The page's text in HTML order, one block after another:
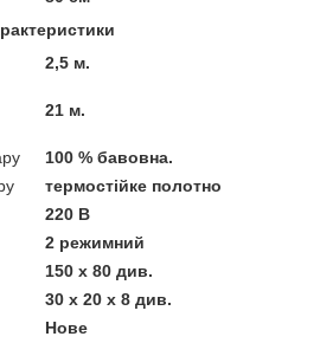
2,5 м.
21 м.
100 % бавовна.
термостійке полотно
220 В
2 режимний
150 х 80 див.
30 х 20 х 8 див.
Нове